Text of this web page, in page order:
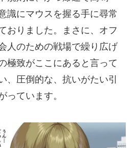
識にマウスを握る手に尋常
おりました。まさに、オフ
人のための戦場で繰り広げ
極致がここにあると言って
、圧倒的な、抗いがたい引
っています。